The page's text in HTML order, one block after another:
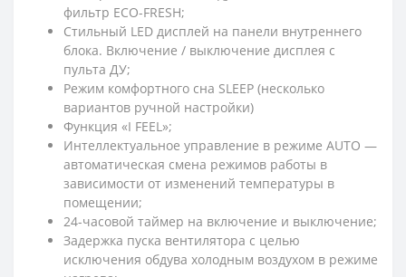
фильтр ЕСО-FRESH;
Стильный LED дисплей на панели внутреннего
блока. Включение / выключение дисплея с
пульта ДУ;
Режим комфортного сна SLЕЕР (несколько
вариантов ручной настройки)
Функция «I FEEL»;
Интеллектуальное управление в режиме AUTO —
автоматическая смена режимов работы в
зависимости от изменений температуры в
помещении;
24-часовой таймер на включение и выключение;
Задержка пуска вентилятора с целью
исключения обдува холодным воздухом в режиме